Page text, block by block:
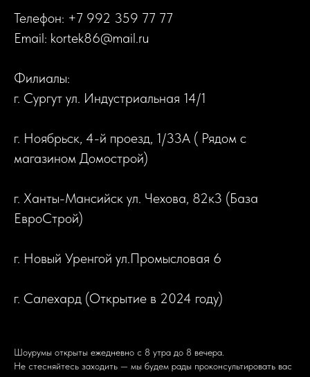
Телефон: +7 992 359 77 77
Email: kortek86@mail.ru
Филиалы:
г. Сургут ул. Индустриальная 14/1
г. Ноябрьск, 4-й проезд, 1/33А ( Рядом с
магазином Домострой)
г. Ханты-Мансийск ул. Чехова, 82к3 (База
ЕвроСтрой)
г. Новый Уренгой ул.Промысловая 6
г. Салехард (Открытие в 2024 году)
Шоурумы открыты ежедневно с 8 утра до 8 вечера.
Не стесняйтесь заходить — мы будем рады проконсультировать вас